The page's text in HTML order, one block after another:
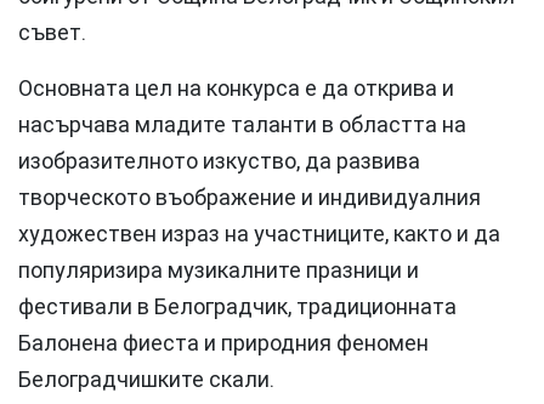
съвет.
Основната цел на конкурса е да открива и
насърчава младите таланти в областта на
изобразителното изкуство, да развива
творческото въображение и индивидуалния
художествен израз на участниците, както и да
популяризира музикалните празници и
фестивали в Белоградчик, традиционната
Балонена фиеста и природния феномен
Белоградчишките скали.